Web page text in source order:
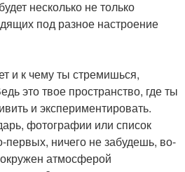
несколько не только
под разное настроение
и к чему ты стремишься,
это твое пространство, где ты
и экспериментировать.
фотографии или список
первых, ничего не забудешь, во-
атмосферой